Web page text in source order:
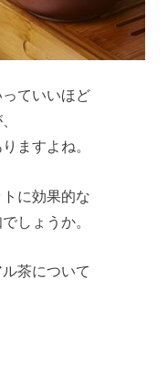
ていいほど
ますよね。
に効果的な
しょうか。
茶について